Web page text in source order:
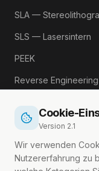
Cookie-
Version 2.1
Wir verwenden
Nutzererfahrung zu
SLA —
SLS — Lasersintern
PEEK
Reverse Engineering
RECHTLICHES